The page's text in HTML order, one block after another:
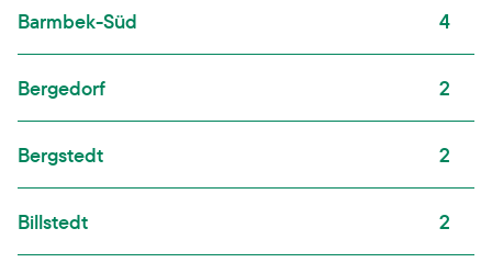
Barmbek-Süd 4
Bergedorf 2
Bergstedt 2
Billstedt 2